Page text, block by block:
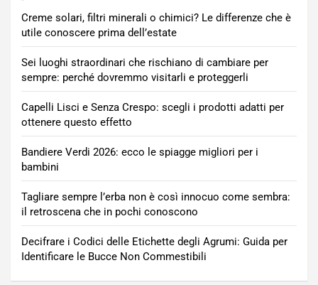
Creme solari, filtri minerali o chimici? Le differenze che è
utile conoscere prima dell’estate
Sei luoghi straordinari che rischiano di cambiare per
sempre: perché dovremmo visitarli e proteggerli
Capelli Lisci e Senza Crespo: scegli i prodotti adatti per
ottenere questo effetto
Bandiere Verdi 2026: ecco le spiagge migliori per i
bambini
Tagliare sempre l’erba non è così innocuo come sembra:
il retroscena che in pochi conoscono
Decifrare i Codici delle Etichette degli Agrumi: Guida per
Identificare le Bucce Non Commestibili